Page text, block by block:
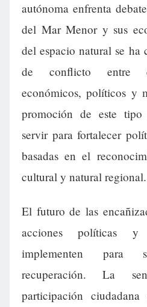
autónoma enfrenta
del Mar Menor y sus
del espacio natural se ha
de conflicto entre
económicos, políticos y
promoción de este tipo
servir para fortalecer
basadas en el
cultural y natural regional.
El futuro de las
acciones políticas
implementen
recuperación. La
participación ciudadana